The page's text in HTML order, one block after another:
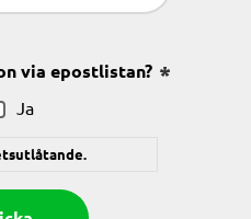
via epostlistan?
Ja